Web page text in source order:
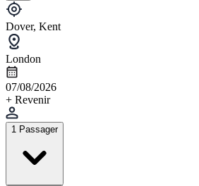
Dover, Kent
London
07/08/2026
+ Revenir
1 Passager